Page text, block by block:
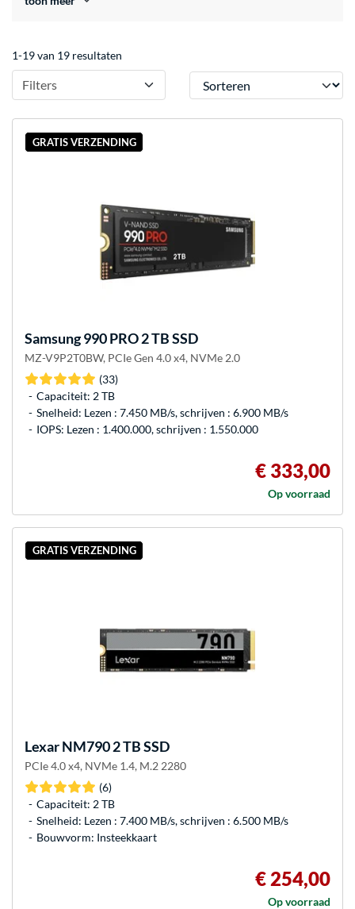
1-19 van 19 resultaten
Filters Sorteren
GRATIS VERZENDING
Samsung990 PRO 2 TB SSD
MZ-V9P2T0BW, PCIe Gen 4.0 x4, NVMe 2.0
(33)
Capaciteit: 2 TB
Snelheid: Lezen : 7.450 MB/s, schrijven : 6.900 MB/s
IOPS: Lezen : 1.400.000, schrijven : 1.550.000
€ 333,00
Op voorraad
GRATIS VERZENDING
LexarNM790 2 TB SSD
PCIe 4.0 x4, NVMe 1.4, M.2 2280
(6)
Capaciteit: 2 TB
Snelheid: Lezen : 7.400 MB/s, schrijven : 6.500 MB/s
Bouwvorm: Insteekkaart
€ 254,00
Op voorraad